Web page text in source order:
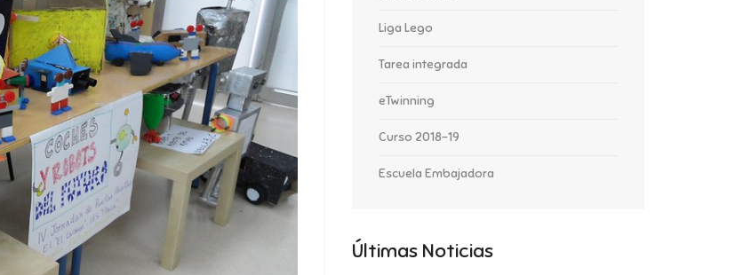
Liga Lego
Tarea integrada
eTwinning
Curso 2018-19
Escuela Embajadora
Últimas Noticias